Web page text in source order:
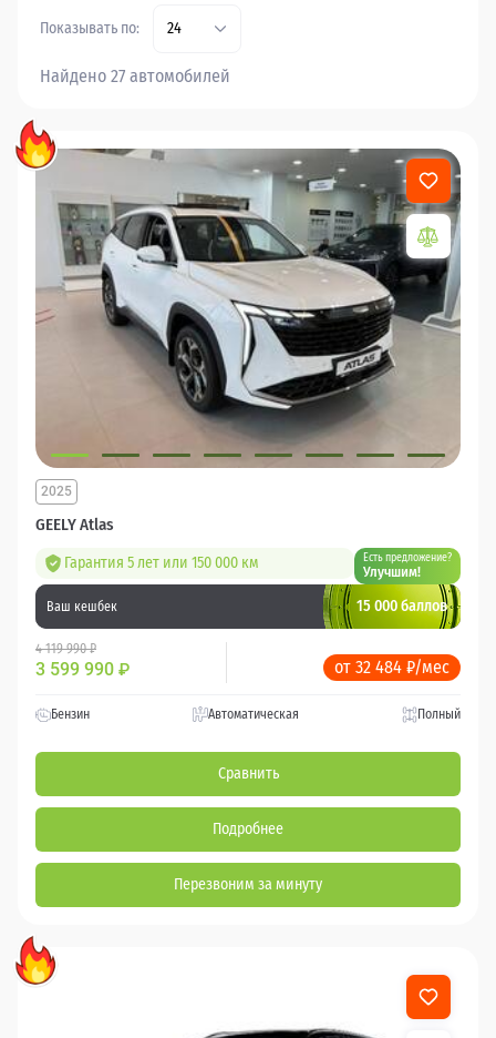
Показывать по: 24
Найдено 27 автомобилей
GEELY Atlas
2025
Гарантия 5 лет или 150 000 км Есть предложение?
Улучшим!
Ваш кешбек 15 000 баллов
4 119 990 ₽
3 599 990 ₽ от 32 484 ₽/мес
Бензин Автоматическая Полный
Сравнить
Подробнее
Перезвоним за минуту